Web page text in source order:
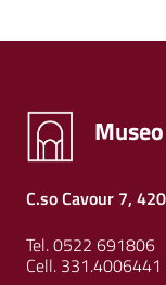
C.so Cavour 7,
Tel. 0522 691806
Cell. 331.4006441